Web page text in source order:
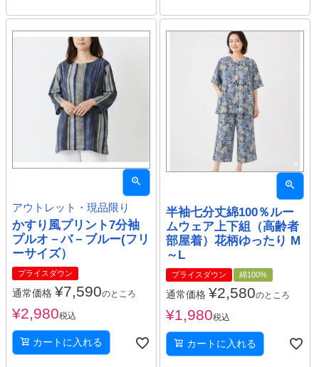
アウトレット・現品限り
かすり風プリント7分袖
プルオ－バ－ブルー(フリ
ーサイズ）
プライスダウン
通常価格 ¥7,590のところ
¥2,980税込
カートに入れる
半袖七分丈綿100％ルー
ムウェア上下組（高齢者
部屋着）花柄ゆったり M
～L
プライスダウン 綿100%
通常価格 ¥2,580のところ
¥1,980税込
カートに入れる